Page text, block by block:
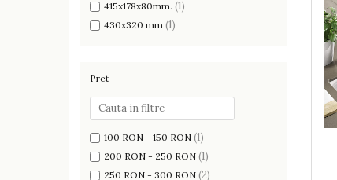
415x178x80mm. (1)
430x320 mm (1)
Pret
100 RON - 150 RON (1)
200 RON - 250 RON (1)
250 RON - 300 RON (2)